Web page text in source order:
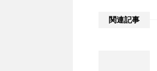
関連記事